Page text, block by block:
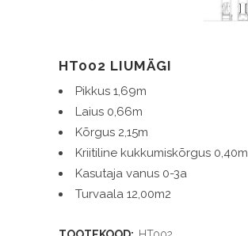
HT002 LIUMÄGI
Pikkus 1,69m
Laius 0,66m
Kõrgus 2,15m
Kriitiline kukkumiskõrgus 0,40m
Kasutaja vanus 0-3a
Turvaala 12,00m2